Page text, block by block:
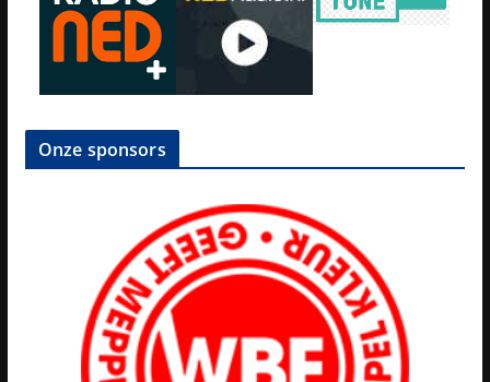
Onze sponsors